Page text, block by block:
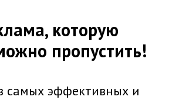
которую
пропустить!
самых эффективных и